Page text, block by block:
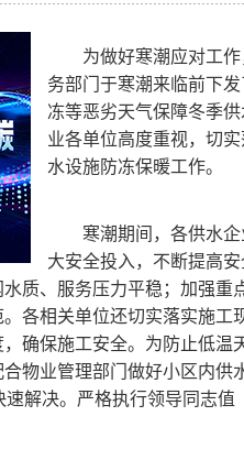
为做好寒潮应对工
务部门于寒潮来临前下
冻等恶劣天气保障冬季
业各单位高度重视，切
水设施防冻保暖工作。
寒潮期间，各供水
大安全投入，不断提高
质、服务压力平稳；加强重
各相关单位还切实落实施工
确保施工安全。为防止低温
物业管理部门做好小区内供
解决。严格执行领导同志